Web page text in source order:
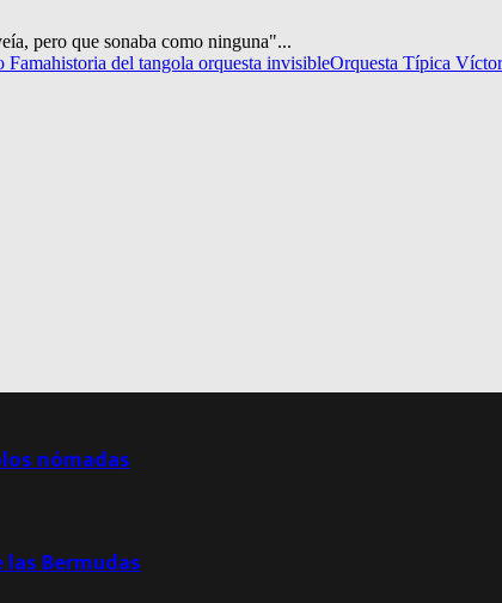
pero que sonaba como ninguna"...
Famahistoria del tangola orquesta invisibleOrquesta Típica Víctor
nómadas
Bermudas